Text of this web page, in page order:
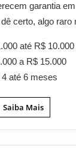
garantia
certo, algo raro
até R$ 10.000
a R$ 15.000
4 até 6 meses
Saiba Mais